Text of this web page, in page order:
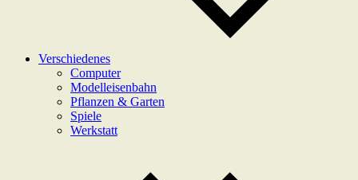
Verschiedenes
Computer
Modelleisenbahn
Pflanzen & Garten
Spiele
Werkstatt